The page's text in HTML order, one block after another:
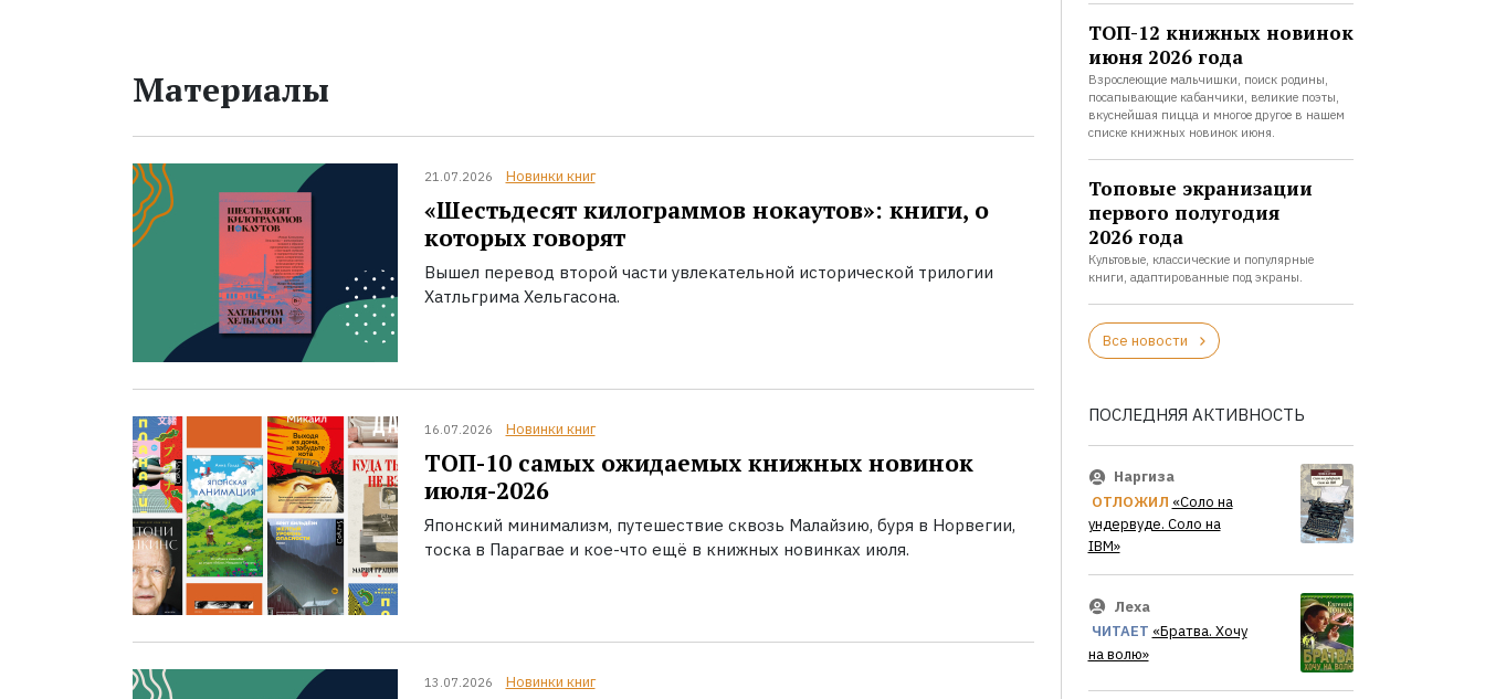
Материалы
21.07.2026 Новинки книг
«Шестьдесят килограммов нокаутов»: книги, о
которых говорят
Вышел перевод второй части увлекательной исторической трилогии
Хатльгрима Хельгасона.
16.07.2026 Новинки книг
ТОП-10 самых ожидаемых книжных новинок
июля-2026
Японский минимализм, путешествие сквозь Малайзию, буря в Норвегии,
тоска в Парагвае и кое-что ещё в книжных новинках июля.
13.07.2026 Новинки книг
ТОП-12 книжных новинок
июня 2026 года
Взрослеющие мальчишки, поиск родины,
посапывающие кабанчики, великие поэты,
вкуснейшая пицца и многое другое в нашем
списке книжных новинок июня.
Топовые экранизации
первого полугодия
2026 года
Культовые, классические и популярные
книги, адаптированные под экраны.
Все новости
ПОСЛЕДНЯЯ АКТИВНОСТЬ
Наргиза
ОТЛОЖИЛ «Соло на
ундервуде. Соло на
IBM»
Леха
ЧИТАЕТ «Братва. Хочу
на волю»